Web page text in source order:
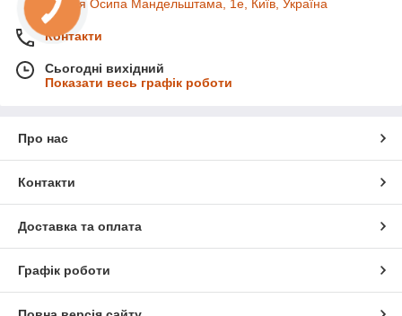
вулиця Осипа Мандельштама, 1е, Київ, Україна
Контакти
Сьогодні вихідний
Показати весь графік роботи
Про нас
Контакти
Доставка та оплата
Графік роботи